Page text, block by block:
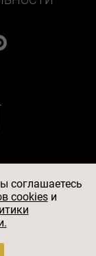
7705056238,
4, помещение I,
соглашаетесь
cookiesи